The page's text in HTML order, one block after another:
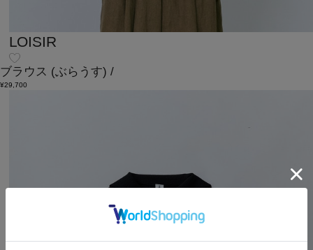
LOISIR
ブラウス (ぶらうす) /
¥29,700